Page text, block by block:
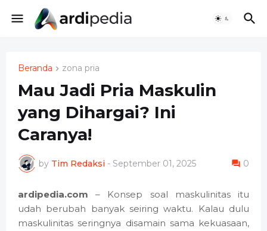
Beranda zona pria
Mau Jadi Pria Maskulin
yang Dihargai? Ini
Caranya!
by Tim Redaksi - September 01, 2025 0
ardipedia.com – Konsep soal maskulinitas itu
udah berubah banyak seiring waktu. Kalau dulu
maskulinitas seringnya disamain sama kekuasaan,